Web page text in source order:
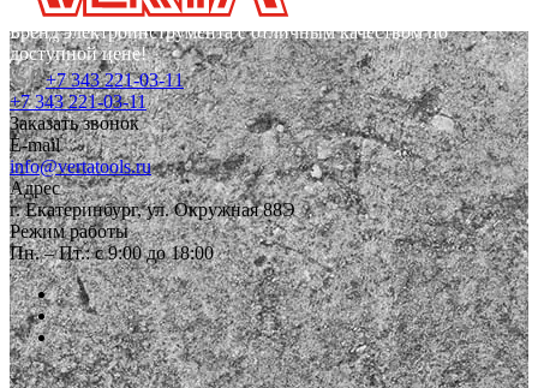
Бренд электроинструмента с отличным качеством по
доступной цене!
+7 343 221-03-11
+7 343 221-03-11
Заказать звонок
E-mail
info@vertatools.ru
Адрес
г. Екатеринбург, ул. Окружная 88Э
Режим работы
Пн. – Пт.: с 9:00 до 18:00